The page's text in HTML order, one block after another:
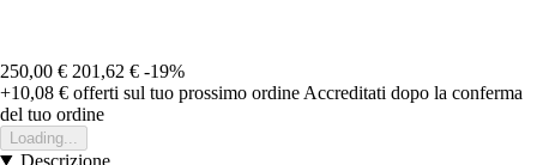
250,00 € 201,62 € -19%
+10,08 € offerti sul tuo prossimo ordine Accreditati dopo la conferma
del tuo ordine
Loading...
Descrizione